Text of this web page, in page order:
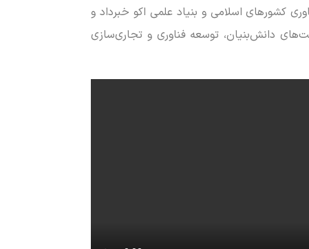
کشور‌های اسلامی و بنیاد علمی اکو خبرداد و
دانش‌بنیان، توسعه فناوری و تجاری‌سازی